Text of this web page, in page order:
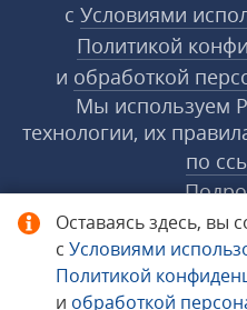
Оставаясь здесь, вы
с Условиями
Политикой
и обработкой
с Условиями
Политикой
и обработкой
Мы используем
технологии, их
по
© 1998−2026